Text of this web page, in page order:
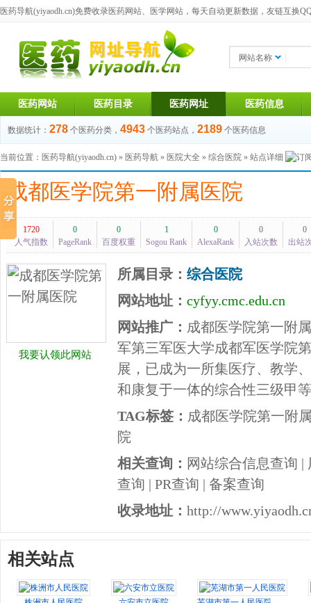
医药导航(yiyaodh.cn)免费收录医药网站、医学网站，每天自动更新数据，友链互换
网站名称
医药网站 医药目录 医药网址 医药信息
数据统计： 278 个医药分类， 4943 个医药站点， 2189 个医药信息
当前位置： 医药导航(yiyaodh.cn) » 医药导航 » 医院大全 » 综合医院 » 站点详细
成都医学院第一附属医院
1720
人气指数
0
PageRank
0
百度权重
1
Sogou Rank
0
AlexaRank
0
入站次数
0
出站
我要认领此网站
所属目录： 综合医院
网站地址： cyfyy.cmc.edu.cn
网站推广： 成都医学院第一附
军第三军医大学成都军医学院
展，已成为一所集医疗、教学
和康复于一体的综合性三级甲
TAG标签： 成都医学院第一附
院
相关查询： 网站综合信息查询 |
查询 | PR查询 | 备案查询
收录地址： http://
相关站点